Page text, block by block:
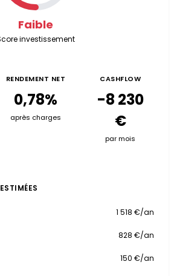
Faible
investissement
RENDEMENT NET
0,78%
après charges
CASHFLOW
-8 230
€
par mois
1 518 €/an
828 €/an
150 €/an